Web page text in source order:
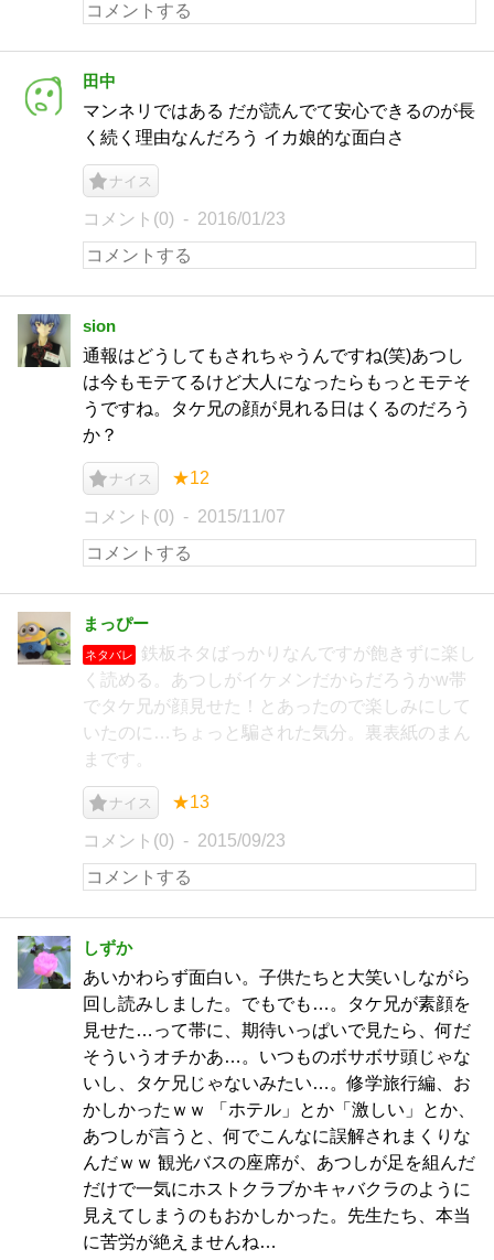
田中
マンネリではある だが読んでて安心できるのが長
く続く理由なんだろう イカ娘的な面白さ
ナイス
コメント(0) 2016/01/23
sion
通報はどうしてもされちゃうんですね(笑)あつし
は今もモテてるけど大人になったらもっとモテそ
うですね。タケ兄の顔が見れる日はくるのだろう
か？
ナイス ★12
コメント(0) 2015/11/07
まっぴー
ネタバレ
鉄板ネタばっかりなんですが飽きずに楽し
く読める。あつしがイケメンだからだろうかw帯
でタケ兄が顔見せた！とあったので楽しみにして
いたのに…ちょっと騙された気分。裏表紙のまん
まです。
ナイス ★13
コメント(0) 2015/09/23
しずか
あいかわらず面白い。子供たちと大笑いしながら
回し読みしました。でもでも…。タケ兄が素顔を
見せた…って帯に、期待いっぱいで見たら、何だ
そういうオチかあ…。いつものボサボサ頭じゃな
いし、タケ兄じゃないみたい…。修学旅行編、お
かしかったｗｗ 「ホテル」とか「激しい」とか、
あつしが言うと、何でこんなに誤解されまくりな
んだｗｗ 観光バスの座席が、あつしが足を組んだ
だけで一気にホストクラブかキャバクラのように
見えてしまうのもおかしかった。先生たち、本当
に苦労が絶えませんね…